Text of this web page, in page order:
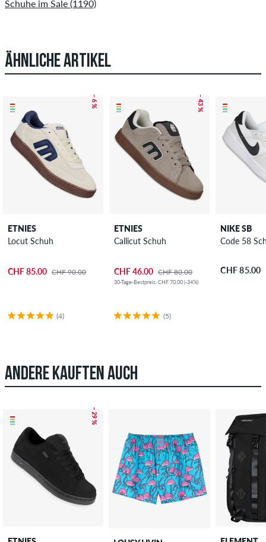
Schuhe im Sale (1190)
ÄHNLICHE ARTIKEL
– 6 %
ETNIES
Locut Schuh
CHF 85.00 CHF 90.00
(4)
– 43 %
ETNIES
Callicut Schuh
CHF 46.00 CHF 80.00
30-Tage-Bestpreis: CHF 70.00 (-34%)
(5)
NIKE SB
Code 58
CHF 85.00
ANDERE KAUFTEN AUCH
– 29 %